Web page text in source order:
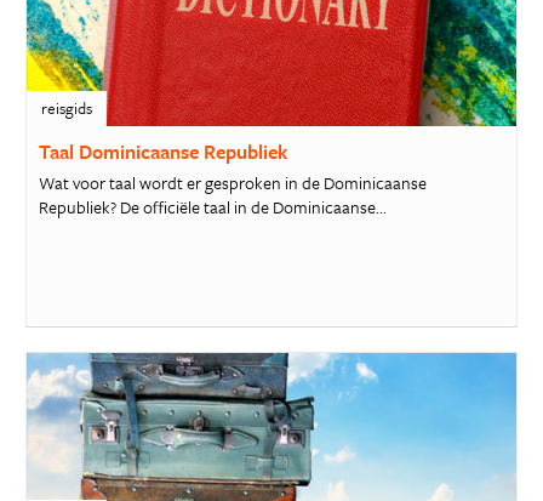
reisgids
Taal Dominicaanse Republiek
Wat voor taal wordt er gesproken in de Dominicaanse
Republiek? De officiële taal in de Dominicaanse...